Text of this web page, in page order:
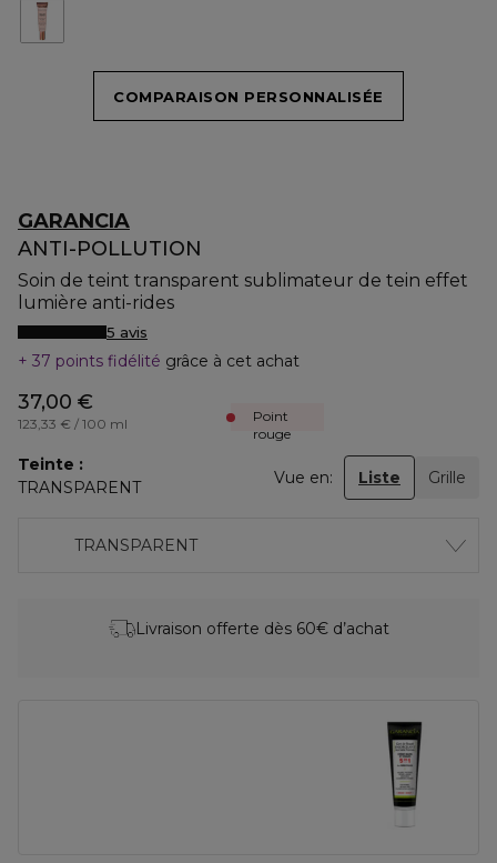
COMPARAISON PERSONNALISÉE
GARANCIA
ANTI-POLLUTION
Soin de teint transparent sublimateur de tein effet
lumière anti-rides
5 avis
37 points fidélité grâce à cet achat
37,00 €
123,33 € / 100 ml
Point
rouge
Teinte
TRANSPARENT
Vue en: Liste Grille
TRANSPARENT
Livraison offerte dès 60€ d’achat